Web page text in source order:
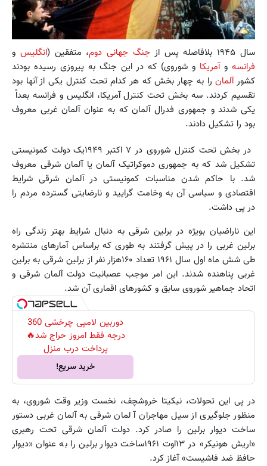
سال ۱۹۴۵ بلافاصله پس از جنگ جهانی دوم، متفقین (انگلیس‌ و
فرانسه‌ وآمریکا و شوروی‌) که در این جنگ به پیروزی رسیده بودند
کشورآلمانرا به چهار بخش که هر کدام تحت کنترل یکی از آنها بود
تقسیم کردند. سه بخش تحت کنترل آمریکا، انگلیس و فرانسه بعداً
یکی شدند و جمهوری فدرال آلمان که به عنوان آلمان غربی معروف
بود را تشکیل دادند.
در بخش تحت کنترل شوروی در ۷ اکتبر ۱۹۴۹یک دولت کمونیستی
تشکیل شد که به جمهوری دموکراتیک آلمان یا آلمان شرقی معروف
شد. با حاکم شدن مناسبات کمونیستی در آلمان شرقی شرایط
اقتصادی و سیاسی آن به وخامت گرایید و نارضایتی گسترده مردم را
در پی داشت.
این ناراضیان بویژه در برلین شرقی به دنبال شرایط بهتر زندگی راه
برلین غربی را در پیش گرفتند به طوری که براساس آمارهای منتشره
طی شش ماه اول سال ۱۹۶۱ تعداد ۱۶۰هزار نفر از برلین شرقی به برلین
غربی پناهنده شدند. این امر موجب عصبانیت دولت آلمان شرقی و
اتحاد جماهیر شوروی سابق و کشورهای اقماری آن شد.
دوربین لامپی چرخشی 360
درجه فقط امروز حراج شد🔥
پرداخت درب منزل
خرید سریع!
در پی این تحولات، نیکیتا خروشچف، نخست وزیر وقت شوروی، به
منظور جلوگیری از سیل مهاجران آ لمان شرقی به آلمان غربی دستور
ساخت دیوار برلین را صادر کرد. دولت آلمان شرقی تحت رهبری
«اریش هونیکر» در ۱۳اوت ۱۹۶۱ساخت دیوار برلین را به عنوان «دیوار
حافظ ضد فاشیست» آغاز کرد.